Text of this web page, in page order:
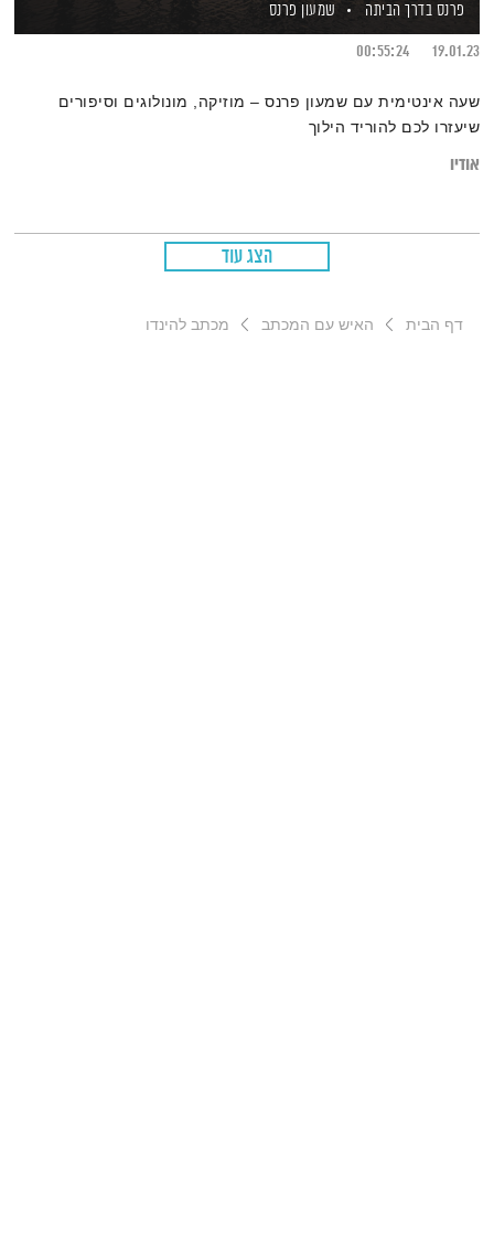
פרנס בדרך הביתה
שמעון פרנס
19.01.23
00:55:24
שעה אינטימית עם שמעון פרנס – מוזיקה, מונולוגים וסיפורים
שיעזרו לכם להוריד הילוך
אודיו
הצג עוד
דף הבית האיש עם המכתב מכתב להינדו